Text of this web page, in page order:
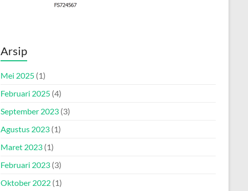
Arsip
Mei 2025 (1)
Februari 2025 (4)
September 2023 (3)
Agustus 2023 (1)
Maret 2023 (1)
Februari 2023 (3)
Oktober 2022 (1)